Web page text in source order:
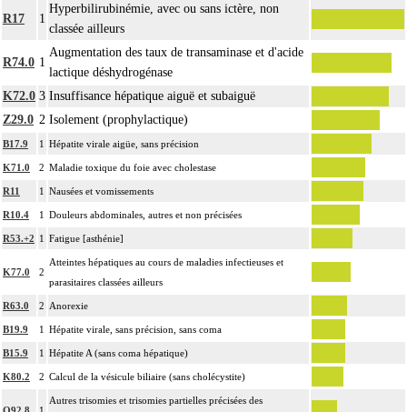
R17 1
Hyperbilirubinémie, avec ou sans ictère, non
classée ailleurs
R74.0 1
Augmentation des taux de transaminase et d'acide
lactique déshydrogénase
K72.0 3 Insuffisance hépatique aiguë et subaiguë
Z29.0 2 Isolement (prophylactique)
B17.9 1 Hépatite virale aigüe, sans précision
K71.0 2 Maladie toxique du foie avec cholestase
R11 1 Nausées et vomissements
R10.4 1 Douleurs abdominales, autres et non précisées
R53.+2 1 Fatigue [asthénie]
K77.0 2
Atteintes hépatiques au cours de maladies infectieuses et
parasitaires classées ailleurs
R63.0 2 Anorexie
B19.9 1 Hépatite virale, sans précision, sans coma
B15.9 1 Hépatite A (sans coma hépatique)
K80.2 2 Calcul de la vésicule biliaire (sans cholécystite)
Autres trisomies et trisomies partielles précisées des